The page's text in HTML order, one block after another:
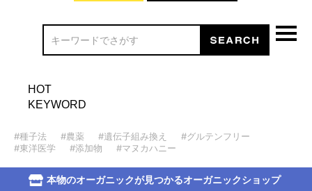
HOT
KEYWORD
#種子法 #農薬 #遺伝子組み換え
#グルテンフリー
#東洋医学
#添加物 #マヌカハニー
本物のオーガニックが見つかるオーガニックショップ